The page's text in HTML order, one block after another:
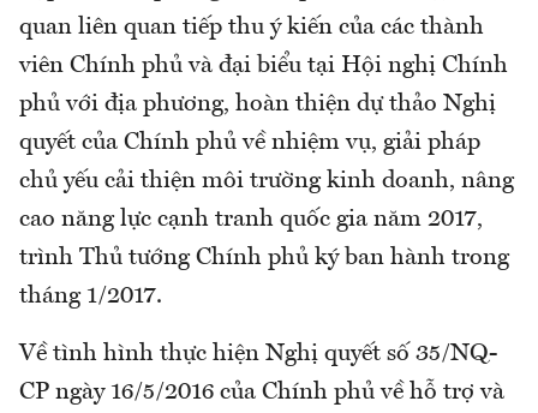
quan liên quan tiếp thu ý kiến của các thành
viên Chính phủ và đại biểu tại Hội nghị Chính
phủ với địa phương, hoàn thiện dự thảo Nghị
quyết của Chính phủ về nhiệm vụ, giải pháp
chủ yếu cải thiện môi trường kinh doanh, nâng
cao năng lực cạnh tranh quốc gia năm 2017,
trình Thủ tướng Chính phủ ký ban hành trong
tháng 1/2017.
Về tình hình thực hiện Nghị quyết số 35/NQ-
CP ngày 16/5/2016 của Chính phủ về hỗ trợ và